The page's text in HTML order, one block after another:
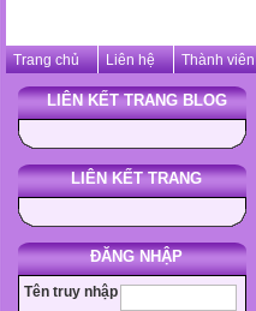
Trang chủ Liên hệ Thành viên
LIÊN KẾT TRANG BLOG
LIÊN KẾT TRANG
ĐĂNG NHẬP
Tên truy nhập